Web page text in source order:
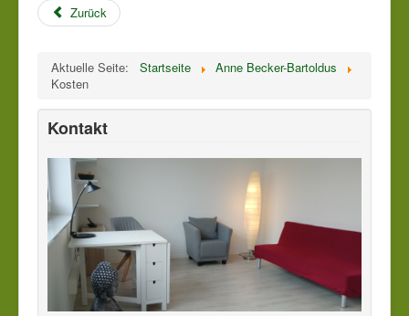
Zurück
Aktuelle Seite: Startseite
Anne Becker-Bartoldus
Kosten
Kontakt